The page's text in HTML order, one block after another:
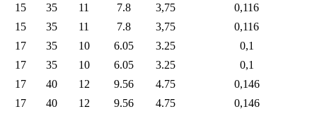
15
35 11 7.8 3,75
0,116
15
35 11 7.8 3,75
0,116
17
35 10 6.05 3.25
0,1
17
35 10 6.05 3.25
0,1
17
40 12 9.56 4.75
0,146
17
40 12 9.56 4.75
0,146